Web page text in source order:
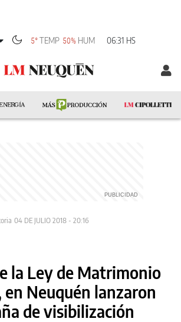
5° TEMP 50% HUM 06:31 HS
04 DE JULIO 2018 - 20:16
la Ley de Matrimonio
Neuquén lanzaron
de visibilización